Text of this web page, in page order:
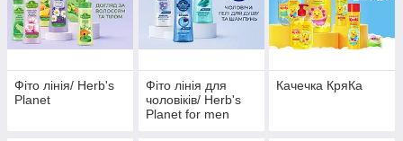
Фіто лінія/ Herb's
Planet
Фіто лінія для
чоловіків/ Herb's
Planet for men
Качечка КряКа